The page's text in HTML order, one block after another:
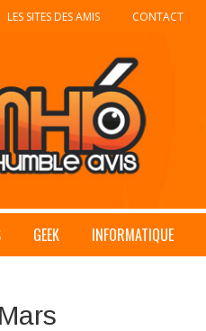
LES SITES DES AMIS CONTACT
GEEK INFORMATIQUE